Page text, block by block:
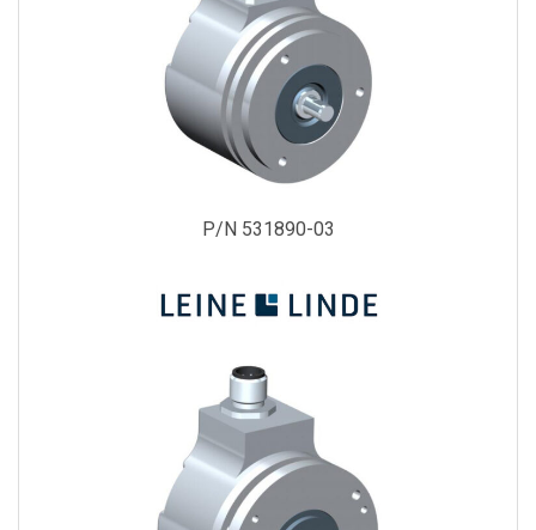
P/N 531890-03